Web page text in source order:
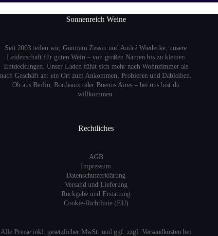
Sonnenreich Weine
Seit 2003 teilen wir, Guntram Zessin und André Wiedecke, unsere
Leidenschaft für guten Wein – von großen Namen bis zu kleinen
Entdeckungen. Unser Laden fühlt sich mehr nach Wohnzimmer als
nach Geschäft an: ein Ort zum Ankommen, Probieren und Dableiben.
Ob aus Berlin, Bordeaux oder Buenos Aires – bei uns bist du
willkommen.
Rechtliches
AGB
Impressum
Datenschutzerklärung
Versand und Lieferung
Rückgabe und Erstattung
Cookie-Richtlinie (EU)
Alle Preise inkl. gesetzlicher MwSt. und ggf. zzgl. Versandkosten bei